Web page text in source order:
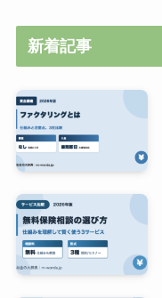
新着記事